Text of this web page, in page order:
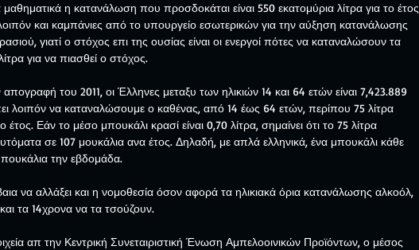
η κατανάλωση που προσδοκάται είναι 550 εκατομύρια λίτρα για το έτος
και καμπάνιες από το υπουργείο εσωτερικών για την αύξηση κατανάλωσης
γιατί ο στόχος επι της ουσίας είναι οι ενεργοί πότες να καταναλώσουν τα
για να πιασθεί ο στόχος.
του 2011, οι Έλληνες μεταξυ των ηλικιών 14 και 64 ετών είναι 7,423.889
λοιπόν να καταναλώσουμε ο καθένας, από 14 έως 64 ετών, περίπου 75 λίτρα
έτος. Εάν το μέσο μπουκάλι κρασί είναι 0,70 λίτρα, σημαίνει ότι το 75 λίτρα
σε 107 μουκάλια ανα έτος. Δηλαδή, με απλά ελληνικά, ένα μπουκάλι κάθε
την εβδομάδα.
να αλλάξει και η νομοθεσία όσον αφορά τα ηλικιακά όρια κατανάλωσης αλκοόλ,
τα 14χρονα να τα τσούζουν.
απ την Κεντρική Συνεταιριστική Ένωση Αμπελοοινικών Προϊόντων, ο μέσος